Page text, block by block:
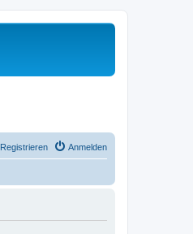
Anmelden
Registrieren